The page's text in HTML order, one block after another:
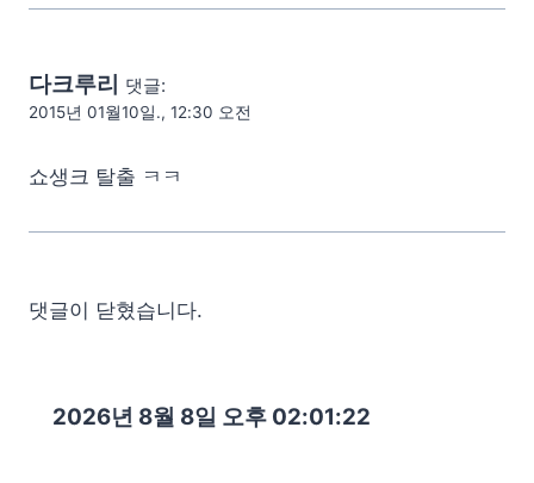
다크루리 댓글:
2015년 01월10일., 12:30 오전
쇼생크 탈출 ㅋㅋ
댓글이 닫혔습니다.
2026년 8월 8일 오후 02:01:24